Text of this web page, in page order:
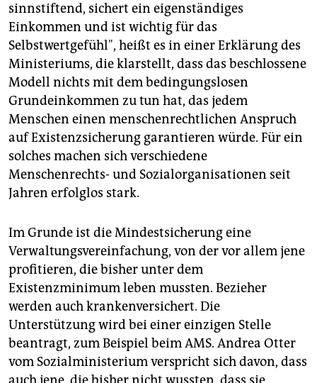
sinnstiftend, sichert ein eigenständiges
Einkommen und ist wichtig für das
Selbstwertgefühl", heißt es in einer Erklärung des
Ministeriums, die klarstellt, dass das beschlossene
Modell nichts mit dem bedingungslosen
Grundeinkommen zu tun hat, das jedem
Menschen einen menschenrechtlichen Anspruch
auf Existenzsicherung garantieren würde. Für ein
solches machen sich verschiedene
Menschenrechts- und Sozialorganisationen seit
Jahren erfolglos stark.
Im Grunde ist die Mindestsicherung eine
Verwaltungsvereinfachung, von der vor allem jene
profitieren, die bisher unter dem
Existenzminimum leben mussten. Bezieher
werden auch krankenversichert. Die
Unterstützung wird bei einer einzigen Stelle
beantragt, zum Beispiel beim AMS. Andrea Otter
vom Sozialministerium verspricht sich davon, dass